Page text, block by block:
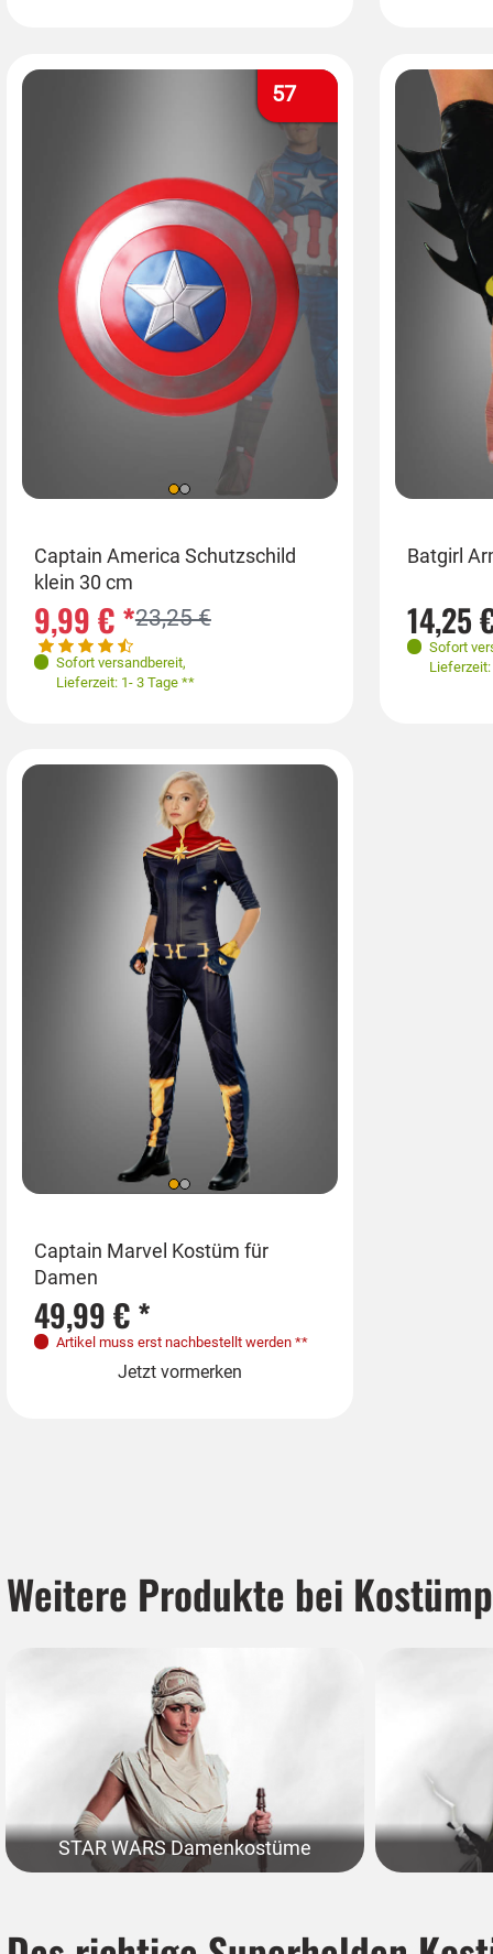
57
Captain America Schutzschild
klein 30 cm
23,25 €
9,99 € *
Sofort versandbereit,
Lieferzeit: 1- 3 Tage **
Batgirl
14,25
Sofort
S-
Captain Marvel Kostüm für
Damen
49,99 € *
Artikel muss erst nachbestellt werden **
Jetzt vormerken
Weitere Produkte bei
STAR WARS Damenkostüme